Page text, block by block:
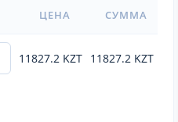
ЦЕНА СУММА
11827.2 KZT 11827.2 KZT